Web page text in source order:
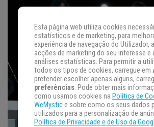
Esta página web utiliza cookies
estatísticos e de marketing, para
experiência de navegação do Utilizador,
acções de marketing do seu interesse e
análises estatísticas. Para permitir a
todos os tipos de cookies, carregue em
pretender escolher apenas alguns,
preferências. Pode obter mais
como usamos cookies na Política de
WeMystice sobre como os seus dados
utilizados para a personalização de
Política de Privacidade e de Uso da